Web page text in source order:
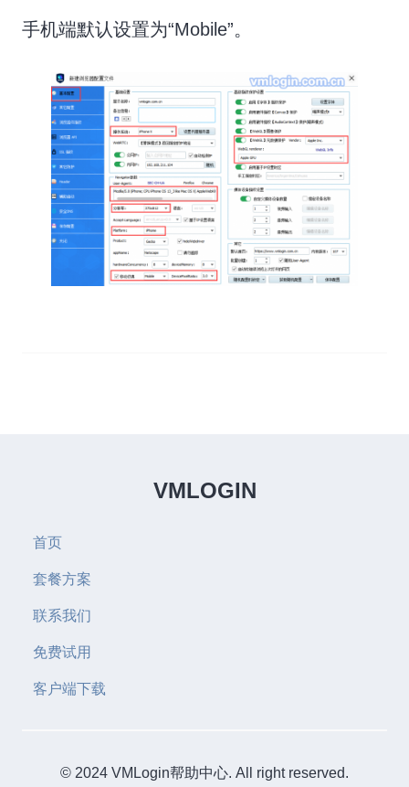
手机端默认设置为“Mobile”。
VMLOGIN
首页
套餐方案
联系我们
免费试用
客户端下载
© 2024 VMLogin帮助中心. All right reserved.